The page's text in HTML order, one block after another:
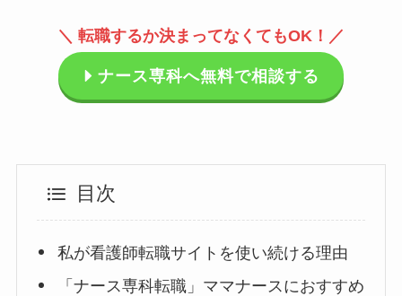
＼ 転職するか決まってなくてもOK！／
ナース専科へ無料で相談する
目次
私が看護師転職サイトを使い続ける理由
「ナース専科転職」ママナースにおすすめ